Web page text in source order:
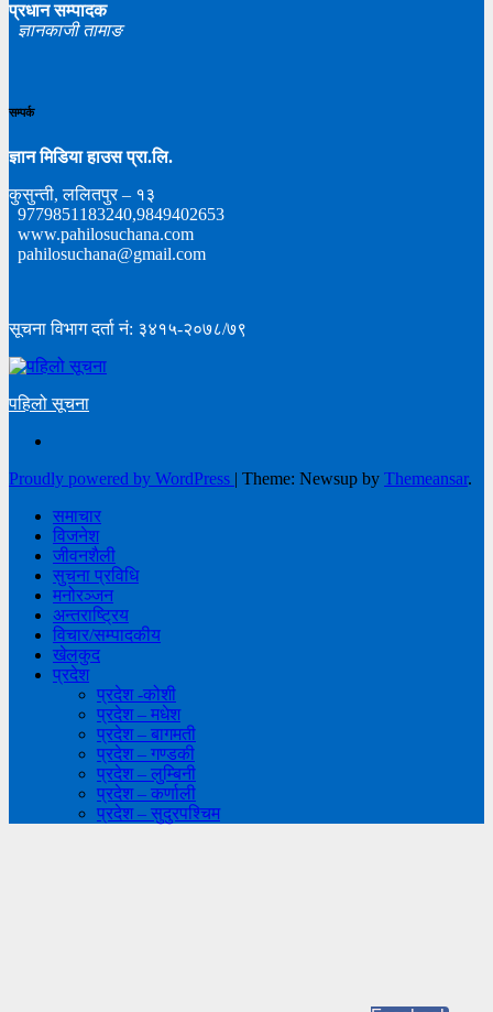
प्रधान सम्पादक
ज्ञानकाजी तामाङ
सम्पर्क
ज्ञान मिडिया हाउस प्रा.लि.
कुसुन्ती, ललितपुर – १३
9779851183240,9849402653
www.pahilosuchana.com
pahilosuchana@gmail.com
सूचना विभाग दर्ता नं: ३४१५-२०७८/७९
पहिलो सूचना
Proudly powered by WordPress | Theme: Newsup by Themeansar.
समाचार
विजनेश
जीवनशैली
सुचना प्रविधि
मनोरञ्जन
अन्तराष्ट्रिय
विचार/सम्पादकीय
खेलकुद
प्रदेश
प्रदेश -कोशी
प्रदेश – मधेश
प्रदेश – बागमती
प्रदेश – गण्डकी
प्रदेश – लुम्बिनी
प्रदेश – कर्णाली
प्रदेश – सुदुरपश्चिम